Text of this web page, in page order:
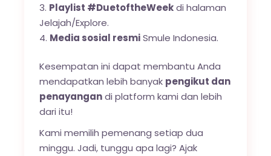
Playlist #DuetoftheWeekdi halaman
Jelajah/Explore.
Media sosial resmiSmule Indonesia.
Kesempatan ini dapat membantu Anda
mendapatkan lebih banyak pengikut dan
penayangandi platform kami dan lebih
dari itu!
Kami memilih pemenang setiap dua
minggu. Jadi, tunggu apa lagi? Ajak